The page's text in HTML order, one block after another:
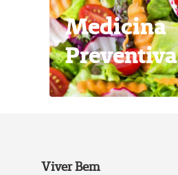
Medicina
Preventiva
Viver Bem